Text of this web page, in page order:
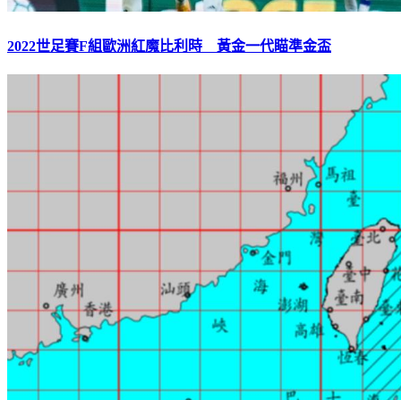
2022世足賽F組歐洲紅魔比利時 黃金一代瞄準金盃